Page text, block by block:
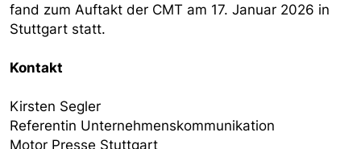
fand zum Auftakt der CMT am 17. Januar 2026 in
Stuttgart statt.
Kontakt
Kirsten Segler
Referentin Unternehmenskommunikation
Motor Presse Stuttgart